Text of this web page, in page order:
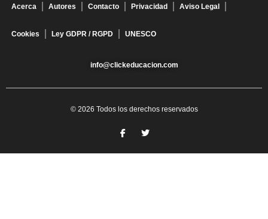
Acerca Autores Contacto Privacidad Aviso Legal
Cookies Ley GDPR / RGPD UNESCO
info@clickeducacion.com
© 2026 Todos los derechos reservados